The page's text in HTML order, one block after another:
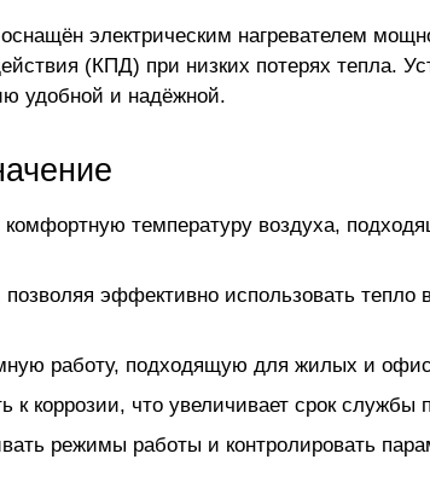
электрическим нагревателем
(КПД) при низких потерях тепла.
удобной и надёжной.
комфортную температуру воздуха,
эффективно использовать тепло
работу, подходящую для жилых и
к коррозии, что увеличивает срок службы
режимы работы и контролировать